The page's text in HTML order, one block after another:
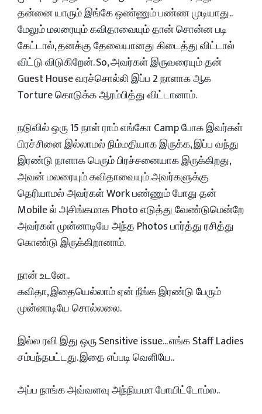
தன்னை யாரும் இங்கே ஒண்ணும் பண்ண முடியாது..
மேலும் மலரையும் கவிதாவையும் தான் சொன்ன படி
கேட்டால், தனக்கு தேவையானது கிடைத்து விட்டால்
விட்டு விடுகிறேன். So, அவர்கள் இருவரையும் தன்
Guest House வரச்சொல்லி இப்ப 2 நாளாக ஆக
Torture கொடுக்க ஆரம்பித்து விட்டானாம்.
நடுவில் ஒரு 15 நாள் ராம் எங்கோ Camp போக இவர்கள்
பிரச்சினை இல்லாமல் நிம்மதியாக இருக்க, இப்ப வந்து
இரண்டு நாளாக பெரும் பிரச்சனையாக இருக்கிறது,
அவன் மலரையும் கவிதாவையும் அவர்களுக்கு
தெரியாமல் அவர்கள் Work பண்ணும் போது தன்
Mobile ல் அசிங்கமாக Photo எடுத்து வேண்டுமென்றே
அவர்கள் முன்னாடியே அந்த Photos பார்த்து ரசித்து
கொண்டு இருக்கிறானாம்.
நான் உடனே..
கவிதா, இதையெல்லாம் ஏன் நீங்க இரண்டு பேரும்
முன்னாடியே சொல்லலை.
இல்ல ரவி இது ஒரு Sensitive issue... எங்க Staff Ladies
சம்பந்தபட்டது. இதை எப்படி வெளியே..
அப்ப நாங்க அவ்வளவு அந்நியமா போயிட்டோம்ல..